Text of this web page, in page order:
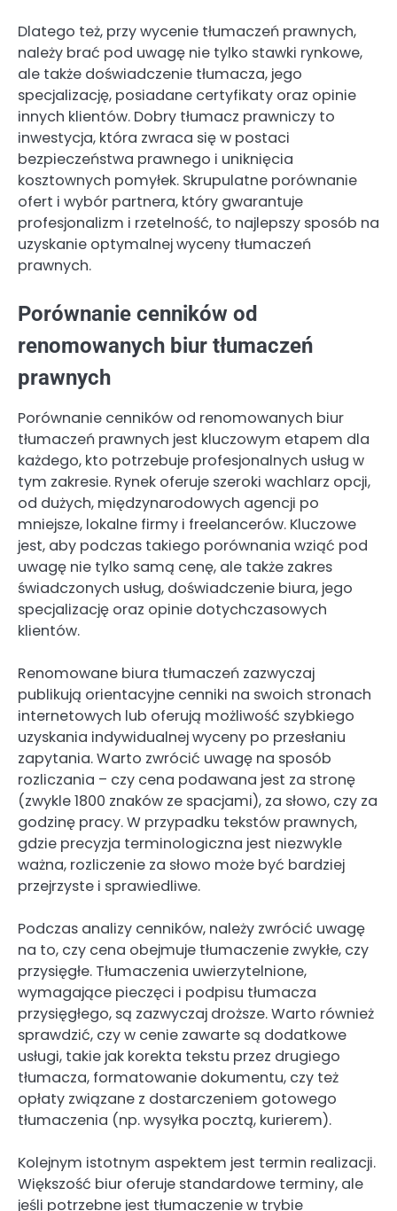
Dlatego też, przy wycenie tłumaczeń prawnych,
należy brać pod uwagę nie tylko stawki rynkowe,
ale także doświadczenie tłumacza, jego
specjalizację, posiadane certyfikaty oraz opinie
innych klientów. Dobry tłumacz prawniczy to
inwestycja, która zwraca się w postaci
bezpieczeństwa prawnego i uniknięcia
kosztownych pomyłek. Skrupulatne porównanie
ofert i wybór partnera, który gwarantuje
profesjonalizm i rzetelność, to najlepszy sposób na
uzyskanie optymalnej wyceny tłumaczeń
prawnych.
Porównanie cenników od
renomowanych biur tłumaczeń
prawnych
Porównanie cenników od renomowanych biur
tłumaczeń prawnych jest kluczowym etapem dla
każdego, kto potrzebuje profesjonalnych usług w
tym zakresie. Rynek oferuje szeroki wachlarz opcji,
od dużych, międzynarodowych agencji po
mniejsze, lokalne firmy i freelancerów. Kluczowe
jest, aby podczas takiego porównania wziąć pod
uwagę nie tylko samą cenę, ale także zakres
świadczonych usług, doświadczenie biura, jego
specjalizację oraz opinie dotychczasowych
klientów.
Renomowane biura tłumaczeń zazwyczaj
publikują orientacyjne cenniki na swoich stronach
internetowych lub oferują możliwość szybkiego
uzyskania indywidualnej wyceny po przesłaniu
zapytania. Warto zwrócić uwagę na sposób
rozliczania – czy cena podawana jest za stronę
(zwykle 1800 znaków ze spacjami), za słowo, czy za
godzinę pracy. W przypadku tekstów prawnych,
gdzie precyzja terminologiczna jest niezwykle
ważna, rozliczenie za słowo może być bardziej
przejrzyste i sprawiedliwe.
Podczas analizy cenników, należy zwrócić uwagę
na to, czy cena obejmuje tłumaczenie zwykłe, czy
przysięgłe. Tłumaczenia uwierzytelnione,
wymagające pieczęci i podpisu tłumacza
przysięgłego, są zazwyczaj droższe. Warto również
sprawdzić, czy w cenie zawarte są dodatkowe
usługi, takie jak korekta tekstu przez drugiego
tłumacza, formatowanie dokumentu, czy też
opłaty związane z dostarczeniem gotowego
tłumaczenia (np. wysyłka pocztą, kurierem).
Kolejnym istotnym aspektem jest termin realizacji.
Większość biur oferuje standardowe terminy, ale
jeśli potrzebne jest tłumaczenie w trybie